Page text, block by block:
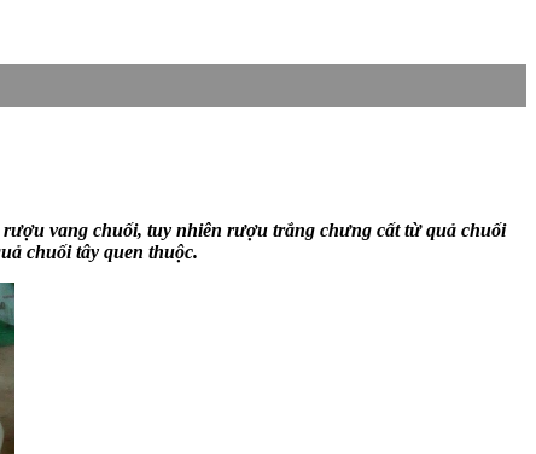
vang chuối, tuy nhiên rượu trắng chưng cất từ quả chuối
chuối tây quen thuộc.